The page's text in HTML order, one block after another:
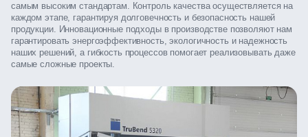
самым высоким стандартам. Контроль качества осуществляется на
каждом этапе, гарантируя долговечность и безопасность нашей
продукции. Инновационные подходы в производстве позволяют нам
гарантировать энергоэффективность, экологичность и надежность
наших решений, а гибкость процессов помогает реализовывать даже
самые сложные проекты.